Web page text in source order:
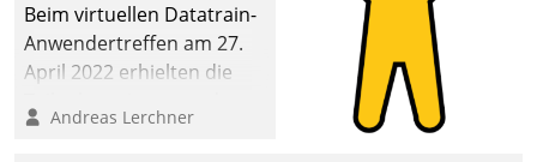
Beim virtuellen Datatrain-
Anwendertreffen am 27.
April 2022 erhielten die
Teilnehmer kurzweilige
Andreas Lerchner